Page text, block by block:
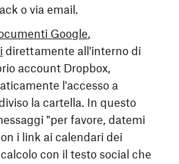
o via email.
Google,
direttamente all'interno di
account Dropbox,
l'accesso a
la cartella. In questo
"per favore, datemi
i link ai calendari dei
con il testo social che